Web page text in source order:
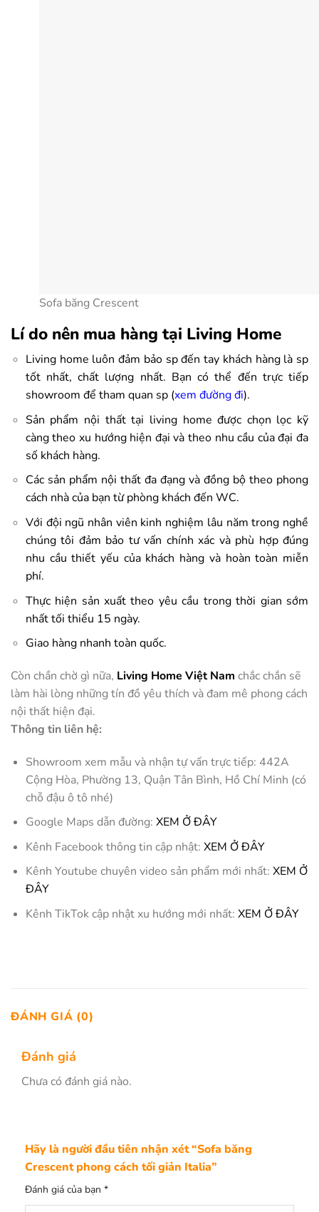
Sofa băng Crescent
Lí do nên mua hàng tại Living Home
Living home luôn đảm bảo sp đến tay khách hàng là sp
tốt nhất, chất lượng nhất. Bạn có thể đến trực tiếp
showroom để tham quan sp (xem đường đi).
Sản phẩm nội thất tại living home được chọn lọc kỹ
càng theo xu hướng hiện đại và theo nhu cầu của đại đa
số khách hàng.
Các sản phẩm nội thất đa đạng và đồng bộ theo phong
cách nhà của bạn từ phòng khách đến WC.
Với đội ngũ nhân viên kinh nghiệm lâu năm trong nghề
chúng tôi đảm bảo tư vấn chính xác và phù hợp đúng
nhu cầu thiết yếu của khách hàng và hoàn toàn miễn
phí.
Thực hiện sản xuất theo yêu cầu trong thời gian sớm
nhất tối thiểu 15 ngày.
Giao hàng nhanh toàn quốc.
Còn chần chờ gì nữa, Living Home Việt Nam chắc chắn sẽ
làm hài lòng những tín đồ yêu thích và đam mê phong cách
nội thất hiện đại.
Thông tin liên hệ:
Showroom xem mẫu và nhận tự vấn trực tiếp: 442A
Cộng Hòa, Phường 13, Quận Tân Bình, Hồ Chí Minh (có
chỗ đậu ô tô nhé)
Google Maps dẫn đường: XEM Ở ĐÂY
Kênh Facebook thông tin cập nhật: XEM Ở ĐÂY
Kênh Youtube chuyên video sản phẩm mới nhất: XEM Ở
ĐÂY
Kênh TikTok cập nhật xu hướng mới nhất: XEM Ở ĐÂY
ĐÁNH GIÁ (0)
Đánh giá
Chưa có đánh giá nào.
Hãy là người đầu tiên nhận xét “Sofa băng
Crescent phong cách tối giản Italia”
Đánh giá của bạn *